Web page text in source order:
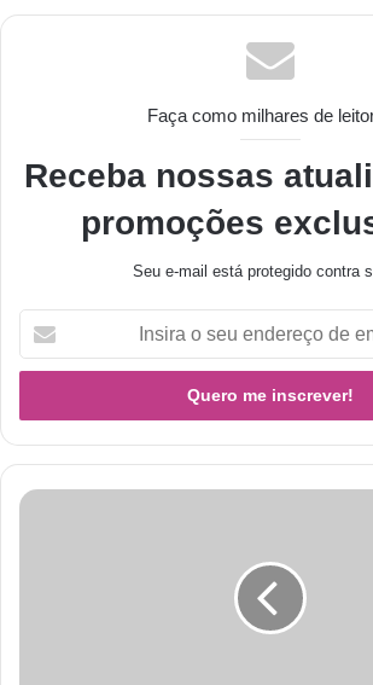
Faça como milhares de
Receba nossas
promoções
Seu e-mail está protegido contra